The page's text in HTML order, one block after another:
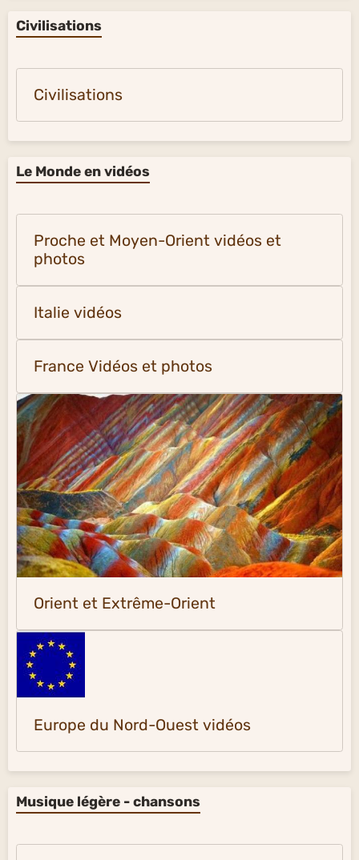
Civilisations
Civilisations
Le Monde en vidéos
Proche et Moyen-Orient vidéos et
photos
Italie vidéos
France Vidéos et photos
Orient et Extrême-Orient
Europe du Nord-Ouest vidéos
Musique légère - chansons